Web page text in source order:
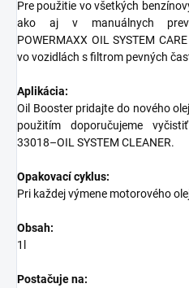
Pre použitie vo všetkých
ako aj v manuálnych
POWERMAXX OIL SYSTEM
vo vozidlách s filtrom pevných
Aplikácia:
Oil Booster pridajte do nového
použitím doporučujeme
33018–OIL SYSTEM CLEANER.
Opakovací cyklus:
Pri každej výmene motorového
Obsah:
1l
Postačuje na: